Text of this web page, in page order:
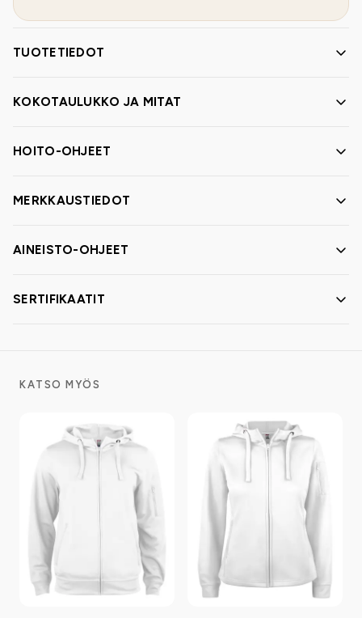
TUOTETIEDOT
KOKOTAULUKKO JA MITAT
HOITO-OHJEET
MERKKAUSTIEDOT
AINEISTO-OHJEET
SERTIFIKAATIT
KATSO MYÖS